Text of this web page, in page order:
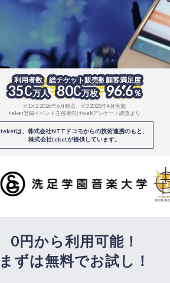
利用者数
350万人
※1 総チケット販売数
800万枚
※2 顧客満足度
96.6％
※3
※1※2 2026年6月時点、※3 2025年4月実施
teket登録イベント主催者向けwebアンケート調査より
teketは、株式会社NTTドコモからの技術連携のもと、
株式会社teketが提供しています。
0円から利用可能！
まずは無料でお試し！